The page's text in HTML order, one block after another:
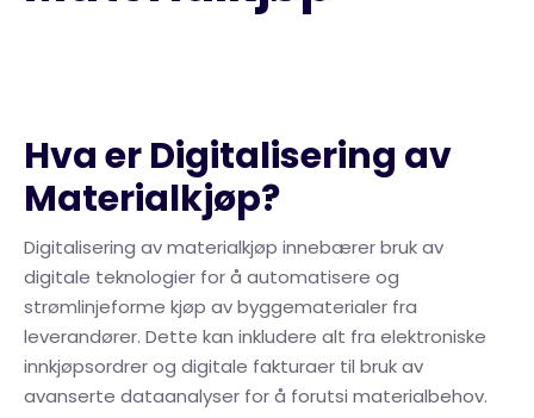
Hva er Digitalisering av
Materialkjøp?
Digitalisering av materialkjøp innebærer bruk av
digitale teknologier for å automatisere og
strømlinjeforme kjøp av byggematerialer fra
leverandører. Dette kan inkludere alt fra elektroniske
innkjøpsordrer og digitale fakturaer til bruk av
avanserte dataanalyser for å forutsi materialbehov.